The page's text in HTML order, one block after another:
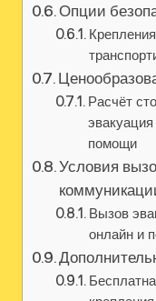
Опции
Расчёт
помощи
Условия
Вызов
онлайн и